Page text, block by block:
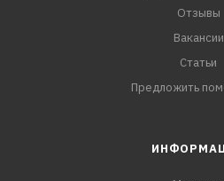
Отзывы
Вакансии
Статьи
Предложить